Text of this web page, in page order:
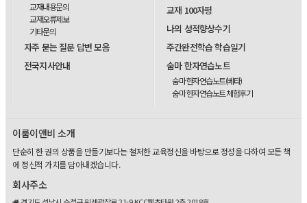
교재내용문의
교재오류제보
기타문의
자주 묻는 질문 답변 모음
전국지사안내
교재 100자평
나의 성적향상수기
주간완전학습 학습일기
숨마 한자연습노트
숨마 한자연습노트(베타)
숨마 한자연습노트 체험후기
이룸이앤비 소개
단순히 한 권의 상품을 만들기보다는 철저한 교육정신을 바탕으로 정성을 다하여 모든 책
에 정신적 가치를 담아내겠습니다.
회사주소